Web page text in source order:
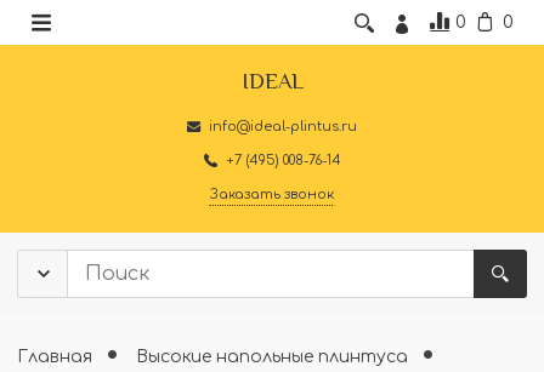
0 0
IDEAL
info@ideal-plintus.ru
+7 (495) 008-76-14
Заказать звонок
Главная
Высокие напольные плинтуса